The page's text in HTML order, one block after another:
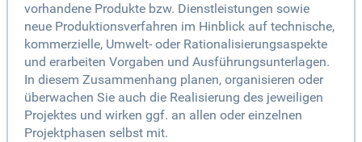
vorhandene Produkte bzw. Dienstleistungen sowie
neue Produktionsverfahren im Hinblick auf technische,
kommerzielle, Umwelt- oder Rationalisierungsaspekte
und erarbeiten Vorgaben und Ausführungsunterlagen.
In diesem Zusammenhang planen, organisieren oder
überwachen Sie auch die Realisierung des jeweiligen
Projektes und wirken ggf. an allen oder einzelnen
Projektphasen selbst mit.